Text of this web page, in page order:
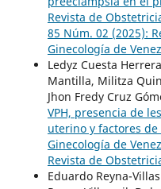
Revista de
85 Núm. 02 (2025):
Ginecología de
Ledyz Cuesta
Mantilla, Militza
Jhon Fredy Cruz
VPH, presencia de
uterino y factores
Ginecología de
Revista de
Eduardo Reyna-